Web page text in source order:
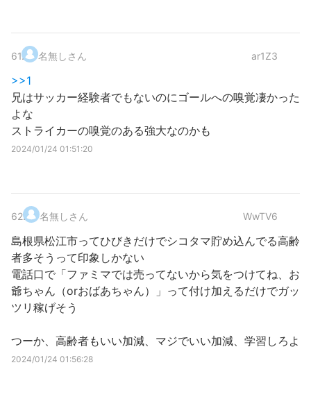
61. 名無しさん ar1Z3
>>1
兄はサッカー経験者でもないのにゴールへの嗅覚凄かった
よな
ストライカーの嗅覚のある強大なのかも
2024/01/24 01:51:20
62. 名無しさん WwTV6
島根県松江市ってひびきだけでシコタマ貯め込んでる高齢
者多そうって印象しかない
電話口で「ファミマでは売ってないから気をつけてね、お
爺ちゃん（orおばあちゃん）」って付け加えるだけでガッ
ツリ稼げそう
つーか、高齢者もいい加減、マジでいい加減、学習しろよ
2024/01/24 01:56:28